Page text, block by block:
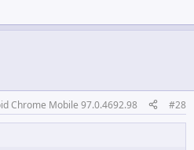
Chrome Mobile 97.0.4692.98 #28